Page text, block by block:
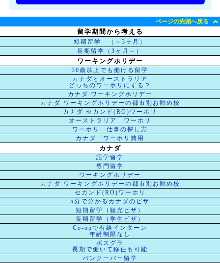
ページの先頭へ戻る
留学期間から考える
短期留学 （～3ヶ月）
長期留学（3ヶ月～）
ワーキングホリデー
30歳以上でも働ける留学
カナダとオーストラリア
どっちのワーホリにする？
カナダ ワーキングホリデー
カナダ ワーキングホリデーの都市別お勧め校
カナダ セカンド(RO)ワーホリ
オーストラリア ワーホリ
ワーホリ 仕事の探し方
カナダ ワーホリ費用
カナダ
語学留学
専門留学
ワーキングホリデー
カナダ ワーキングホリデーの都市別お勧め校
セカンド(RO)ワーホリ
5分で分かるカナダのビザ
短期留学（観光ビザ）
長期留学（学生ビザ）
Co-opで有給インターン
年齢制限なし
ポスグラ
長期で働いて移住も可能
バンクーバー留学